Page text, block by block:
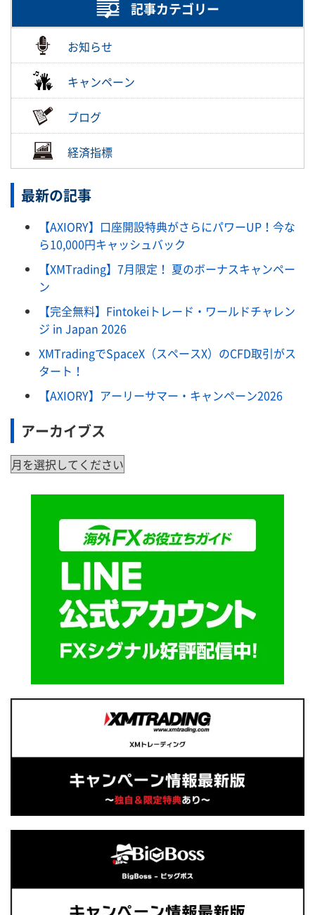
記事カテゴリー
お知らせ
キャンペーン
ブログ
経済指標
最新の記事
【AXIORY】口座開設特典がさらにパワーUP！今な
ら10,000円キャッシュバック
【XMTrading】7月限定！ 夏のボーナスキャンペー
ン
【完全無料】Fintokeiトレード・ワールドチャレン
ジ in Japan 2026
XMTradingでSpaceX（スペースX）のCFD取引がス
タート！
【AXIORY】アーリーサマー・キャンペーン2026
アーカイブス